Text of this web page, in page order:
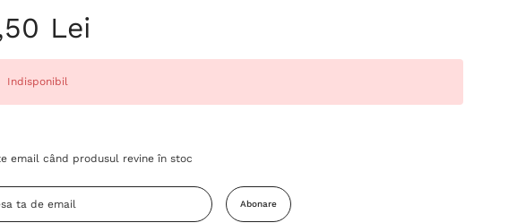
Lei
Indisponibil
email când produsul revine în stoc
Abonare